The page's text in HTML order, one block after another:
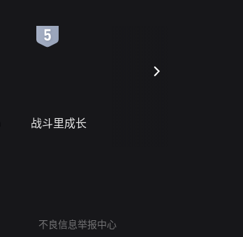
战斗里成长
不良信息举报中心